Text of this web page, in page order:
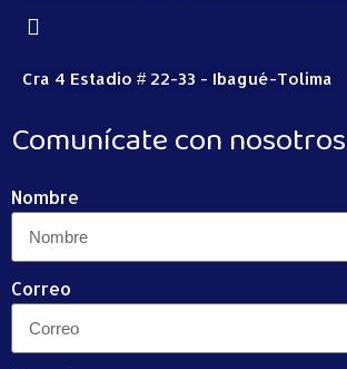
Cra 4 Estadio # 22-33 - Ibagué-Tolima
Comunícate con nosotros
Nombre
Correo